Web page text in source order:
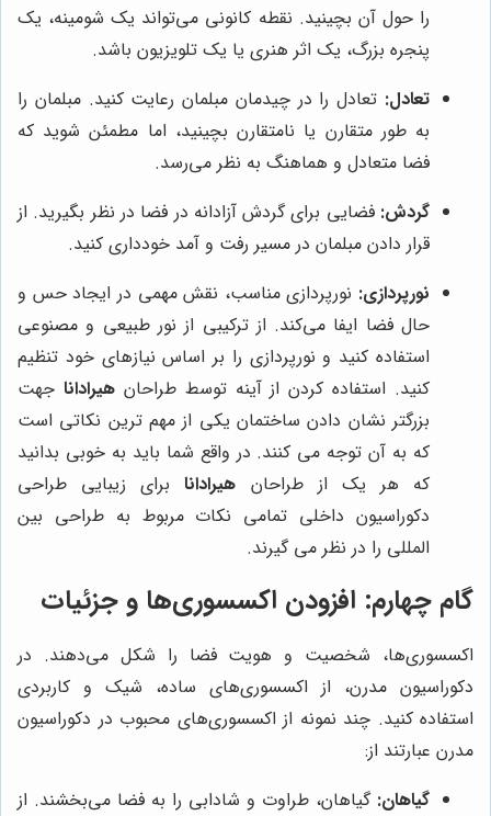
را حول آن بچینید. نقطه کانونی می‌تواند یک شومینه، یک
پنجره بزرگ، یک اثر هنری یا یک تلویزیون باشد.
تعادل: تعادل را در چیدمان مبلمان رعایت کنید. مبلمان را
به طور متقارن یا نامتقارن بچینید، اما مطمئن شوید که
فضا متعادل و هماهنگ به نظر می‌رسد.
گردش: فضایی برای گردش آزادانه در فضا در نظر بگیرید. از
قرار دادن مبلمان در مسیر رفت و آمد خودداری کنید.
نورپردازی: نورپردازی مناسب، نقش مهمی در ایجاد حس و
حال فضا ایفا می‌کند. از ترکیبی از نور طبیعی و مصنوعی
استفاده کنید و نورپردازی را بر اساس نیازهای خود تنظیم
کنید. استفاده کردن از آینه توسط طراحانهیرادانا جهت
بزرگتر نشان دادن ساختمان یکی از مهم ترین نکاتی است
که به آن توجه می کنند. در واقع شما باید به خوبی بدانید
که هر یک از طراحان هیرادانابرای زیبایی طراحی
دکوراسیون داخلی تمامی نکات مربوط به طراحی بین
المللی را در نظر می گیرند.
گام چهارم: افزودن اکسسوری‌ها و جزئیات
اکسسوری‌ها، شخصیت و هویت فضا را شکل می‌دهند. در
دکوراسیون مدرن، از اکسسوری‌های ساده، شیک و کاربردی
استفاده کنید. چند نمونه از اکسسوری‌های محبوب در دکوراسیون
مدرن عبارتند از:
گیاهان: گیاهان، طراوت و شادابی را به فضا می‌بخشند. از